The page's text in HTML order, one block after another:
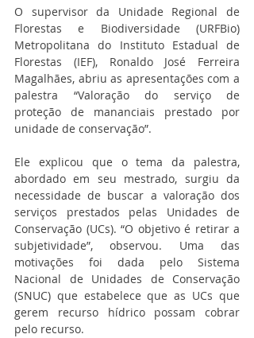
O supervisor da Unidade Regional de
Florestas e Biodiversidade (URFBio)
Metropolitana do Instituto Estadual de
Florestas (IEF), Ronaldo José Ferreira
Magalhães, abriu as apresentações com a
palestra “Valoração do serviço de
proteção de mananciais prestado por
unidade de conservação”.
Ele explicou que o tema da palestra,
abordado em seu mestrado, surgiu da
necessidade de buscar a valoração dos
serviços prestados pelas Unidades de
Conservação (UCs). “O objetivo é retirar a
subjetividade”, observou. Uma das
motivações foi dada pelo Sistema
Nacional de Unidades de Conservação
(SNUC) que estabelece que as UCs que
gerem recurso hídrico possam cobrar
pelo recurso.